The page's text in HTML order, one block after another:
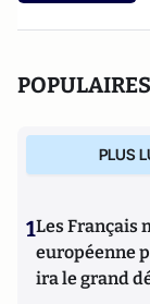
POPULAIRES
PLUS
1Les Français
européenne
ira le grand